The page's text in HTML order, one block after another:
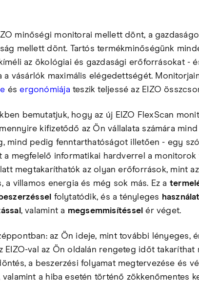
minőségi monitorai mellett dönt, a
mellett dönt. Tartós termékminőségünk
az ökológiai és gazdasági erőforrásokat -
a vásárlók maximális elégedettségét.
ésergonómiája teszik teljessé az EIZO
bemutatjuk, hogy az új EIZO FlexScan
kifizetődő az Ön vállalata számára mind
mind pedig fenntarthatóságot illetően - egy
a megfelelő informatikai hardverrel a monitorok
megtakaríthatók az olyan erőforrások, mint
a villamos energia és még sok más. Ez a
beszerzéssel folytatódik, és a tényleges
, valamint a megsemmisítéssel ér véget.
az Ön ideje, mint további lényeges,
EIZO-val az Ön oldalán rengeteg időt takaríthat
a beszerzési folyamat megtervezése és
valamint a hiba esetén történő zökkenőmentes